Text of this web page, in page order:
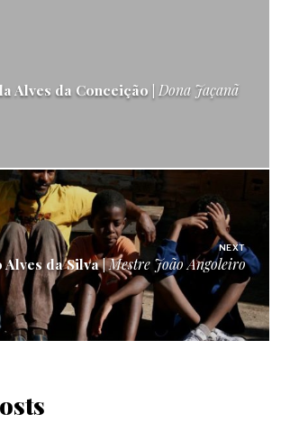
Alves da Conceição |Dona Jaçanã
NEXT
Alves da Silva |Mestre João Angoleiro